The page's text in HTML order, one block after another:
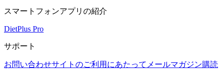
スマートフォンアプリの紹介
DietPlus Pro
サポート
お問い合わせサイトのご利用にあたって メールマガジン購読